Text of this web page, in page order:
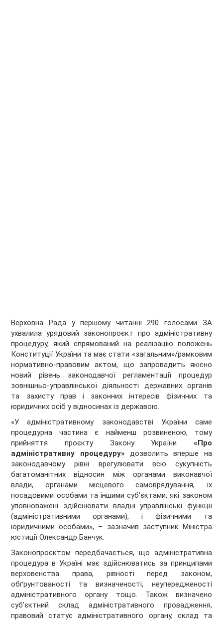
Верховна Рада у першому читанні 290 голосами ЗА
ухвалила урядовий законопроєкт про адміністративну
процедуру, який спрямований на реалізацію положень
Конституції України та має стати «загальним»/рамковим
нормативно-правовим актом, що запровадить якісно
новий рівень законодавчої регламентації процедур
зовнішньо-управлінської діяльності державних органів
та захисту прав і законних інтересів фізичних та
юридичних осіб у відносинах із державою.
«У адміністративному законодавстві України саме
процедурна частина є найменш розвиненою, тому
прийняття проєкту Закону України «Про
адміністративну процедуру» дозволить вперше на
законодавчому рівні врегулювати всю сукупність
багатоманітних відносин між органами виконавчої
влади, органами місцевого самоврядування, їх
посадовими особами та іншими суб’єктами, які законом
уповноважені здійснювати владні управлінські функції
(адміністративними органами), і фізичними та
юридичними особами», – зазначив заступник Міністра
юстиції Олександр Банчук.
Законопроєктом передбачається, що адміністративна
процедура в Україні має здійснюватись за принципами
верховенства права, рівності перед законом,
обґрунтованості та визначеності, неупередженості
адміністративного органу тощо. Також визначено
суб’єктний склад адміністративного провадження,
правовий статус адміністративного органу, склад та